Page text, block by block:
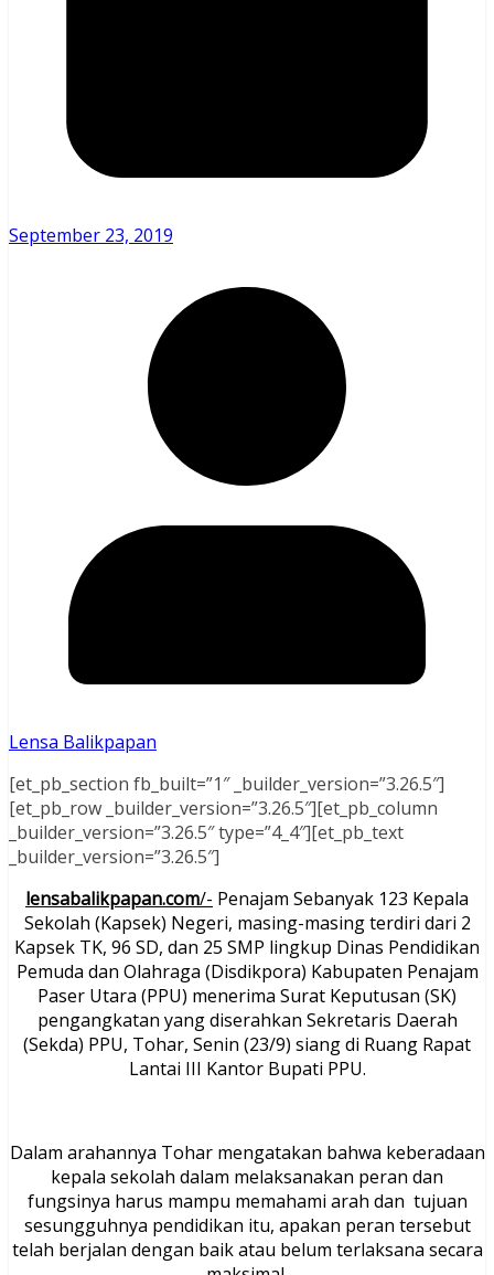
September 23, 2019
Lensa Balikpapan
[et_pb_section fb_built=”1″ _builder_version=”3.26.5″]
[et_pb_row _builder_version=”3.26.5″][et_pb_column
_builder_version=”3.26.5″ type=”4_4″][et_pb_text
_builder_version=”3.26.5″]
lensabalikpapan.com/- Penajam Sebanyak 123 Kepala
Sekolah (Kapsek) Negeri, masing-masing terdiri dari 2
Kapsek TK, 96 SD, dan 25 SMP lingkup Dinas Pendidikan
Pemuda dan Olahraga (Disdikpora) Kabupaten Penajam
Paser Utara (PPU) menerima Surat Keputusan (SK)
pengangkatan yang diserahkan Sekretaris Daerah
(Sekda) PPU, Tohar, Senin (23/9) siang di Ruang Rapat
Lantai III Kantor Bupati PPU.
Dalam arahannya Tohar mengatakan bahwa keberadaan
kepala sekolah dalam melaksanakan peran dan
fungsinya harus mampu memahami arah dan tujuan
sesungguhnya pendidikan itu, apakan peran tersebut
telah berjalan dengan baik atau belum terlaksana secara